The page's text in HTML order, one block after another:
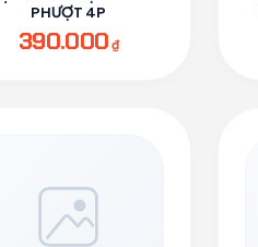
PHƯỢT 4P
390.000₫